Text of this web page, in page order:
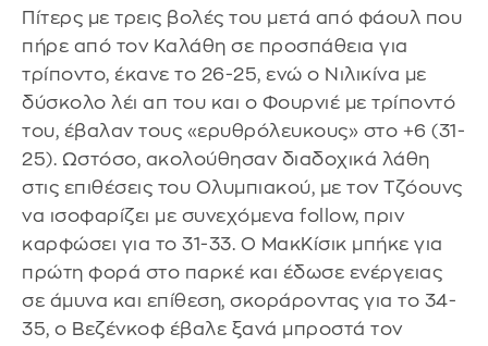
Πίτερς με τρεις βολές του μετά από φάουλ που
πήρε από τον Καλάθη σε προσπάθεια για
τρίποντο, έκανε το 26-25, ενώ ο Νιλικίνα με
δύσκολο λέι απ του και ο Φουρνιέ με τρίποντό
του, έβαλαν τους «ερυθρόλευκους» στο +6 (31-
25). Ωστόσο, ακολούθησαν διαδοχικά λάθη
στις επιθέσεις του Ολυμπιακού, με τον Τζόουνς
να ισοφαρίζει με συνεχόμενα follow, πριν
καρφώσει για το 31-33. Ο ΜακΚίσικ μπήκε για
πρώτη φορά στο παρκέ και έδωσε ενέργειας
σε άμυνα και επίθεση, σκοράροντας για το 34-
35, ο Βεζένκοφ έβαλε ξανά μπροστά τον